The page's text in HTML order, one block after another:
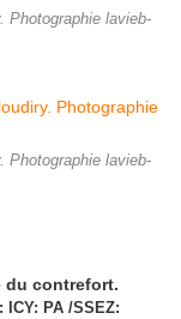
Photographie lavieb-
Photographie lavieb-
du contrefort.
ICY: PA /SSEZ: